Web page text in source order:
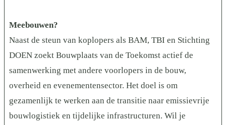
Meebouwen?
Naast de steun van koplopers als BAM, TBI en Stichting
DOEN zoekt Bouwplaats van de Toekomst actief de
samenwerking met andere voorlopers in de bouw,
overheid en evenementensector. Het doel is om
gezamenlijk te werken aan de transitie naar emissievrije
bouwlogistiek en tijdelijke infrastructuren. Wil je